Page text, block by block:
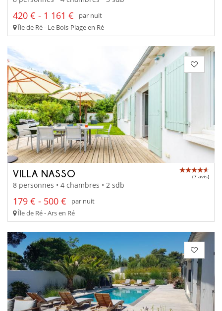
420 € - 1 161 €
par nuit
Île de Ré - Le Bois-Plage en Ré
VILLA NASSO (7 avis)
8 personnes • 4 chambres • 2 sdb
179 € - 500 €
par nuit
Île de Ré - Ars en Ré